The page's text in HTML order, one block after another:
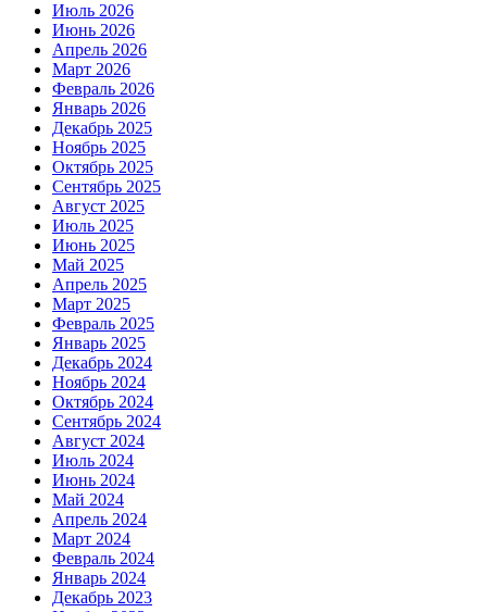
Июль 2026
Июнь 2026
Апрель 2026
Март 2026
Февраль 2026
Январь 2026
Декабрь 2025
Ноябрь 2025
Октябрь 2025
Сентябрь 2025
Август 2025
Июль 2025
Июнь 2025
Май 2025
Апрель 2025
Март 2025
Февраль 2025
Январь 2025
Декабрь 2024
Ноябрь 2024
Октябрь 2024
Сентябрь 2024
Август 2024
Июль 2024
Июнь 2024
Май 2024
Апрель 2024
Март 2024
Февраль 2024
Январь 2024
Декабрь 2023